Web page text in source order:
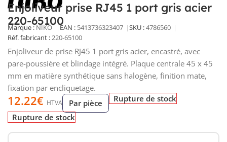
Enjoliveur prise RJ45 1 port gris acier
220-65100
Marque :NIKO EAN : 5413736323407 SKU :4786560
Réf. fabricant :220-65100
Enjoliveur de prise RJ45 1 port gris acier, encastré, avec
pare-poussière et blindage intégré. Plaque centrale 45 x 45
mm en matière synthétique sans halogène, finition mate,
fixation par encliquetage.
12.22€ HTVA Par pièce
Rupture de stock
Rupture de stock